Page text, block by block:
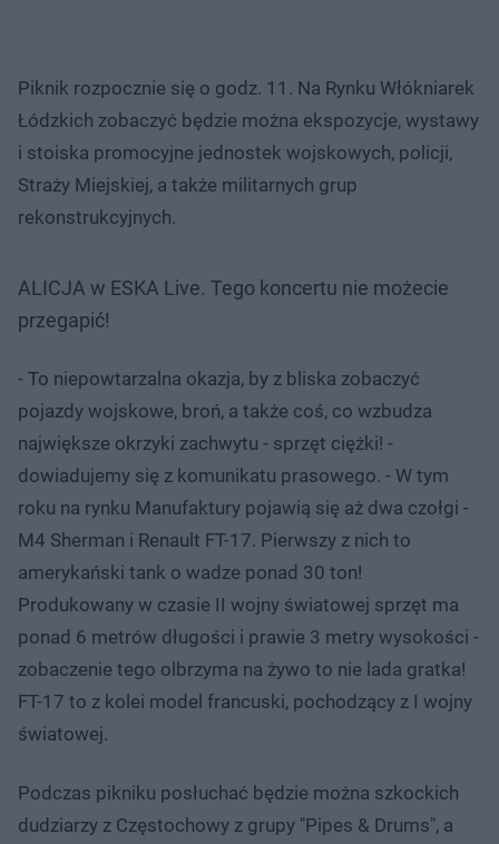
Piknik rozpocznie się o godz. 11. Na Rynku Włókniarek
Łódzkich zobaczyć będzie można ekspozycje, wystawy
i stoiska promocyjne jednostek wojskowych, policji,
Straży Miejskiej, a także militarnych grup
rekonstrukcyjnych.
ALICJA w ESKA Live. Tego koncertu nie możecie
przegapić!
- To niepowtarzalna okazja, by z bliska zobaczyć
pojazdy wojskowe, broń, a także coś, co wzbudza
największe okrzyki zachwytu - sprzęt ciężki! -
dowiadujemy się z komunikatu prasowego. - W tym
roku na rynku Manufaktury pojawią się aż dwa czołgi -
M4 Sherman i Renault FT-17. Pierwszy z nich to
amerykański tank o wadze ponad 30 ton!
Produkowany w czasie II wojny światowej sprzęt ma
ponad 6 metrów długości i prawie 3 metry wysokości -
zobaczenie tego olbrzyma na żywo to nie lada gratka!
FT-17 to z kolei model francuski, pochodzący z I wojny
światowej.
Podczas pikniku posłuchać będzie można szkockich
dudziarzy z Częstochowy z grupy "Pipes & Drums", a